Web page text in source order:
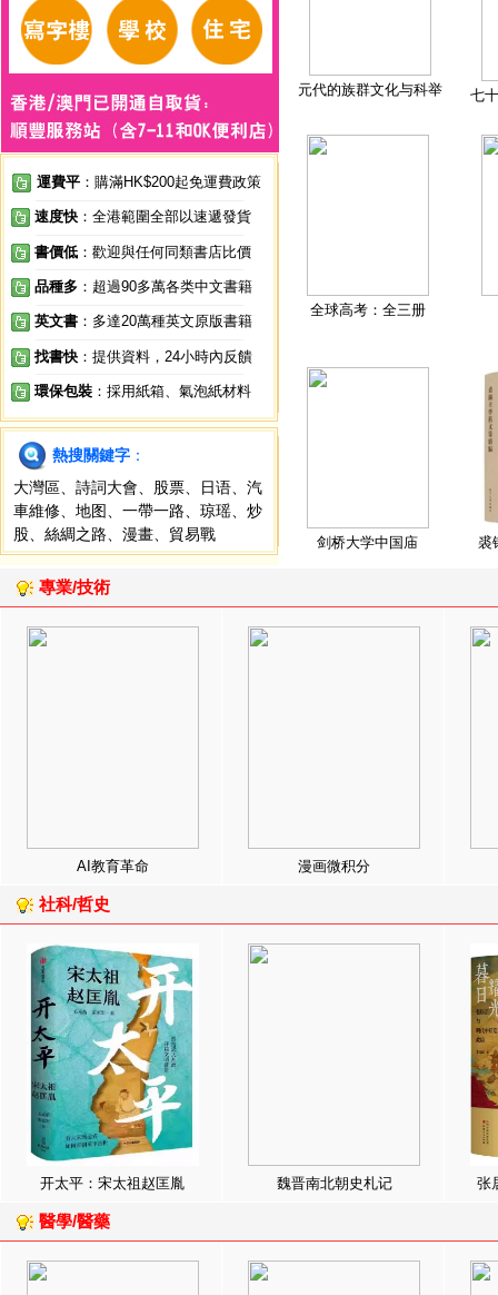
運費平 ：購滿HK$200起免運費政策
速度快 ：全港範圍全部以速遞發貨
書價低 ：歡迎與任何同類書店比價
品種多 ：超過90多萬各类中文書籍
英文書 ：多達20萬種英文原版書籍
找書快 ：提供資料，24小時內反饋
環保包裝 ：採用紙箱、氣泡紙材料
熱搜關鍵字 ：
大灣區
詩詞大會 股票 日语
汽
車維修
地图 一帶一路 琼瑶
炒
股
絲綢之路 漫畫 貿易戰
元代的族群文化与科举 七
全球高考：全三册
剑桥大学中国庙 裘
專業/技術
AI教育革命 漫画微积分
社科/哲史
开太平：宋太祖赵匡胤 魏晋南北朝史札记 张
醫學/醫藥